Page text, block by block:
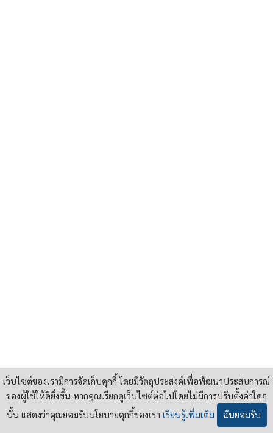
เว็บไซต์ของเรามีการจัดเก็บคุกกี้ โดยมีวัตถุประสงค์เพื่อพัฒนาประสบการณ์
ของผู้ใช้ให้ดียิ่งขึ้น หากคุณเรียกดูเว็บไซต์ต่อไปโดยไม่มีการปรับตั้งค่าใดๆ
นั้น แสดงว่าคุณยอมรับนโยบายคุกกี้ของเรา เรียนรู้เพิ่มเติม ฉันยอมรับ